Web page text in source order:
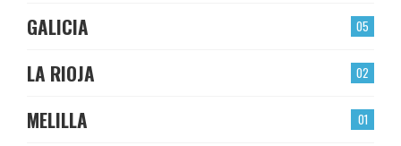
05
GALICIA
02
LA RIOJA
01
MELILLA